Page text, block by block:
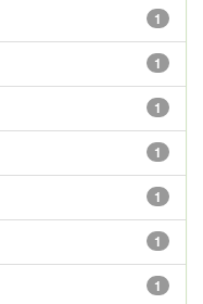
1
1
1
1
1
1
1